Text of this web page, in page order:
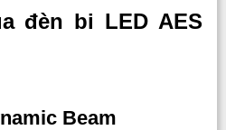
đèn bi LED AES
Beam